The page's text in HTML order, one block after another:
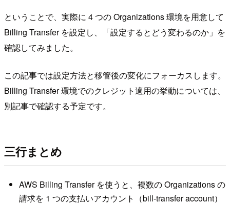
ということで、実際に 4 つの Organizations 環境を用意して
Billing Transfer を設定し、「設定するとどう変わるのか」を
確認してみました。
この記事では設定方法と移管後の変化にフォーカスします。
Billing Transfer 環境でのクレジット適用の挙動については、
別記事で確認する予定です。
三行まとめ
AWS Billing Transfer を使うと、複数の Organizations の
請求を 1 つの支払いアカウント（bill-transfer account）